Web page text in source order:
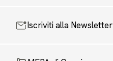
Iscriviti alla Newsletter